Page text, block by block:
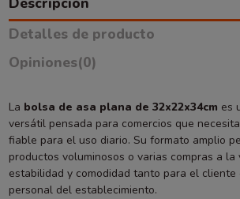
Detalles de producto
Opiniones(0)
La bolsa de asa plana de 32x22x34cm es
versátil pensada para comercios que
fiable para el uso diario. Su formato amplio
productos voluminosos o varias compras a la
estabilidad y comodidad tanto para el cliente
personal del establecimiento.